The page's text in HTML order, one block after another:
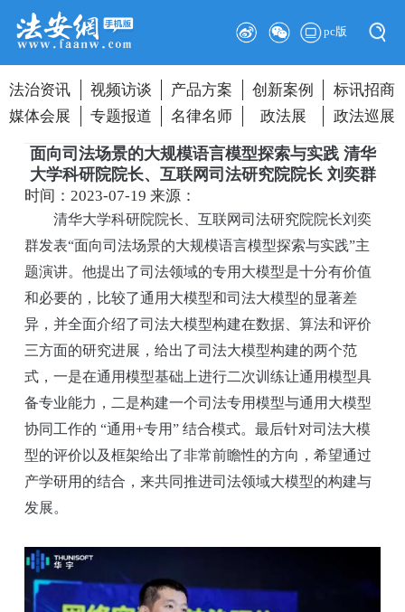
pc版
法治资讯 视频访谈 产品方案 创新案例
标讯招商
媒体会展
专题报道 名律名师 政法展 政法巡展
面向司法场景的大规模语言模型探索与实践 清华
大学科研院院长、互联网司法研究院院长 刘奕群
时间：2023-07-19来源：
清华大学科研院院长、互联网司法研究院院长刘奕
群发表“面向司法场景的大规模语言模型探索与实践”主
题演讲。他提出了司法领域的专用大模型是十分有价值
和必要的，比较了通用大模型和司法大模型的显著差
异，并全面介绍了司法大模型构建在数据、算法和评价
三方面的研究进展，给出了司法大模型构建的两个范
式，一是在通用模型基础上进行二次训练让通用模型具
备专业能力，二是构建一个司法专用模型与通用大模型
协同工作的 “通用+专用” 结合模式。最后针对司法大模
型的评价以及框架给出了非常前瞻性的方向，希望通过
产学研用的结合，来共同推进司法领域大模型的构建与
发展。